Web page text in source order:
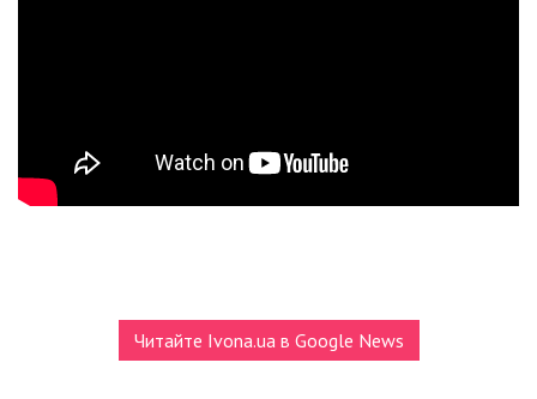
Читайте Ivona.ua в Google News